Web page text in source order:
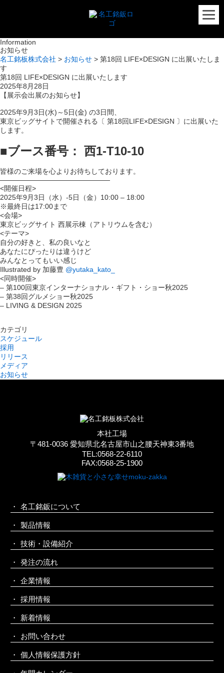
Information
お知らせ
名工銘板株式会社 > お知らせ > 第18回 LIFE×DESIGN に出展いたしま
す
第18回 LIFE×DESIGN に出展いたします
2025年8月28日
【展示会出展のお知らせ】
2025年9月3日(水)～5日(金) の3日間、
東京ビッグサイトで開催される〔 第18回LIFE×DESIGN 〕に出展いた
します。
⁡⁡⁡■ブース番号： 西1-T10-10
皆様のご来場を心よりお待ちしております。
──────────────────────
<開催日程>
2025年9月3日（水）-5日（金）10:00 – 18:00
※最終日は17:00まで
<会場>
東京ビッグサイト 西展示棟（アトリウムを含む）
<テーマ>
自分の好きと、私の良いなと
あなたにぴったりは違うけど
みんなとってもいい感じ
Illustrated by 加藤豊 @yutaka_kato_
<同時開催>
– 第100回東京インターナショナル・ギフト・ショー秋2025
– 第38回グルメショー秋2025
– LIVING & DESIGN 2025
カテゴリ
スケジュール
採用
リリース
メディア
お知らせ
本社工場
〒481-0036 愛知県北名古屋市山之腰天神東3番地
TEL:0568-22-6110
FAX:0568-25-1900
名工銘鈑について
製品情報
技術・設備紹介
発注の流れ
企業情報
採用情報
新着情報
お問い合わせ
個人情報保護方針